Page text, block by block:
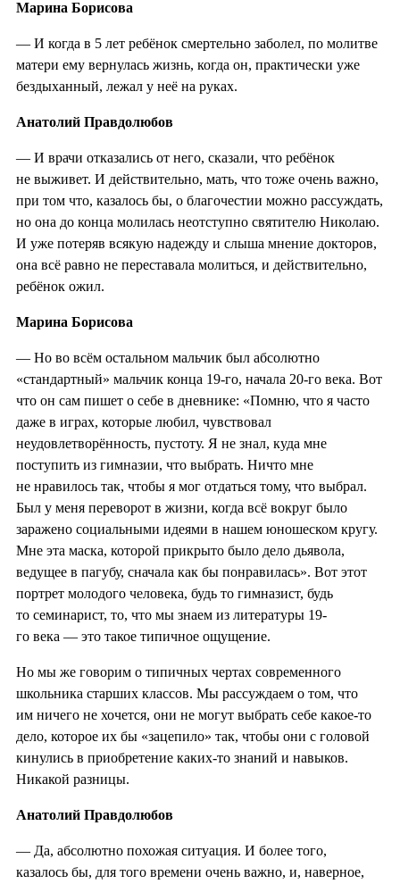
Марина Борисова
— И когда в 5 лет ребёнок смертельно заболел, по молитве
матери ему вернулась жизнь, когда он, практически уже
бездыханный, лежал у неё на руках.
Анатолий Правдолюбов
— И врачи отказались от него, сказали, что ребёнок
не выживет. И действительно, мать, что тоже очень важно,
при том что, казалось бы, о благочестии можно рассуждать,
но она до конца молилась неотступно святителю Николаю.
И уже потеряв всякую надежду и слыша мнение докторов,
она всё равно не переставала молиться, и действительно,
ребёнок ожил.
Марина Борисова
— Но во всём остальном мальчик был абсолютно
«стандартный» мальчик конца 19-го, начала 20-го века. Вот
что он сам пишет о себе в дневнике: «Помню, что я часто
даже в играх, которые любил, чувствовал
неудовлетворённость, пустоту. Я не знал, куда мне
поступить из гимназии, что выбрать. Ничто мне
не нравилось так, чтобы я мог отдаться тому, что выбрал.
Был у меня переворот в жизни, когда всё вокруг было
заражено социальными идеями в нашем юношеском кругу.
Мне эта маска, которой прикрыто было дело дьявола,
ведущее в пагубу, сначала как бы понравилась». Вот этот
портрет молодого человека, будь то гимназист, будь
то семинарист, то, что мы знаем из литературы 19-
го века — это такое типичное ощущение.
Но мы же говорим о типичных чертах современного
школьника старших классов. Мы рассуждаем о том, что
им ничего не хочется, они не могут выбрать себе какое-то
дело, которое их бы «зацепило» так, чтобы они с головой
кинулись в приобретение каких-то знаний и навыков.
Никакой разницы.
Анатолий Правдолюбов
— Да, абсолютно похожая ситуация. И более того,
казалось бы, для того времени очень важно, и, наверное,